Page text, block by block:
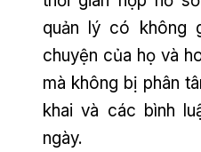
quản lý có không
chuyện của họ và
mà không bị phân
khai và các bình
ngày.